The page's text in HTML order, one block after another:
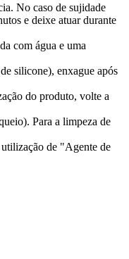
No caso de sujidade
e deixe atuar durante
com água e uma
silicone), enxague após
do produto, volte a
Para a limpeza de
de "Agente de